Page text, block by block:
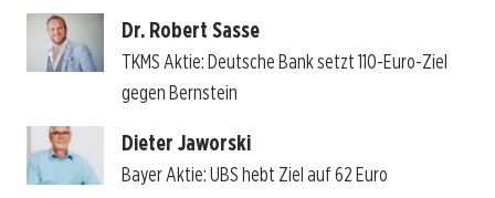
Dr. Robert Sasse
TKMS Aktie: Deutsche Bank setzt 110-Euro-Ziel
gegen Bernstein
Dieter Jaworski
Bayer Aktie: UBS hebt Ziel auf 62 Euro